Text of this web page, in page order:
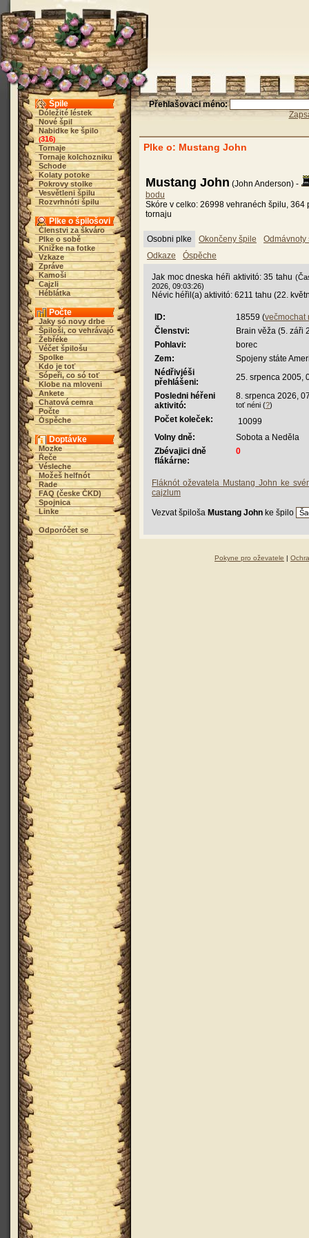
Špile
Dóležité léstek
Nové špil
Nabidke ke špilo
(316)
Tornaje
Tornaje kolchozniku
Schode
Kolaty potoke
Pokrovy stolke
Vesvětleni špilu
Rozvrhnóti špilu
Plke o špilošovi
Členstvi za škváro
Plke o sobě
Knižke na fotke
Vzkaze
Zpráve
Kamoši
Cajzli
Héblátka
Počte
Jaky só novy drbe
Špiloši, co vehrávajó
Žebřéke
Véčet špilošu
Spolke
Kdo je toť
Sópeři, co só toť
Klobe na mloveni
Ankete
Chatová cemra
Počte
Óspěche
Doptávke
Mozke
Řeče
Vésleche
Možeš helfnót
Rade
FAQ (česke ČKD)
Spojnica
Linke
Odporóčet se
Přehlašovaci méno:
Plke o: Mustang John
Mustang John (John Anderson) -
bodu
Skóre v celko: 26998 vehranéch špilu,
tornaju
Osobni plke Okončeny špile
Odmávnoty
Odkaze
Óspěche
Jak moc dneska héři aktivitó: 35 tahu
2026, 09:03:26)
Névic héřil(a) aktivitó: 6211 tahu (22.
ID: 18559 (večmochat
Členstvi:
Brain věža (5. záři
Pohlavi:
borec
Zem:
Spojeny státe
Nédřivjéši
přehlášeni:
25. srpenca 2005,
Posledni héřeni
aktivitó:
8. srpenca 2026,
toť néni (?)
Počet koleček:
10099
Volny dně:
Sobota a Neděla
Zbévajici dně
flákárne:
0
Fláknót oževatela Mustang John ke
cajzlum
Vezvat špiloša Mustang John ke špilo
Pokyne pro oževatele |